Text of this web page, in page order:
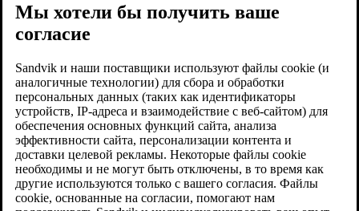
Мы хотели бы получить ваше
согласие
Sandvik и наши поставщики используют файлы cookie (и
аналогичные технологии) для сбора и обработки
персональных данных (таких как идентификаторы
устройств, IP-адреса и взаимодействие с веб-сайтом) для
обеспечения основных функций сайта, анализа
эффективности сайта, персонализации контента и
доставки целевой рекламы. Некоторые файлы cookie
необходимы и не могут быть отключены, в то время как
другие используются только с вашего согласия. Файлы
cookie, основанные на согласии, помогают нам